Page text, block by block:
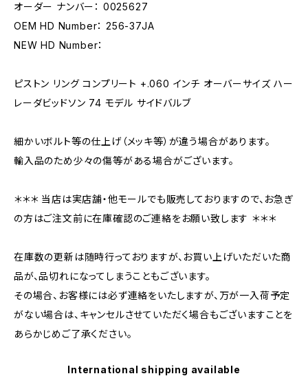
オーダー ナンバー： 0025627
OEM HD Number： 256-37JA
NEW HD Number：
ピストン リング コンプリート +.060 インチ オーバーサイズ ハー
レーダビッドソン 74 モデル サイドバルブ
細かいボルト等の仕上げ（メッキ等）が違う場合があります。
輸入品のため少々の傷等がある場合がございます。
＊＊＊ 当店は実店舗・他モールでも販売しておりますので、お急ぎ
の方はご注文前に在庫確認のご連絡をお願い致します ＊＊＊
在庫数の更新は随時行っておりますが、お買い上げいただいた商
品が、品切れになってしまうこともございます。
その場合、お客様には必ず連絡をいたしますが、万が一入荷予定
がない場合は、キャンセルさせていただく場合もございますことを
あらかじめご了承ください。
International shipping available